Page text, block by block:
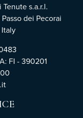
s.a.r.l.
dei Pecorai
FI - 390201